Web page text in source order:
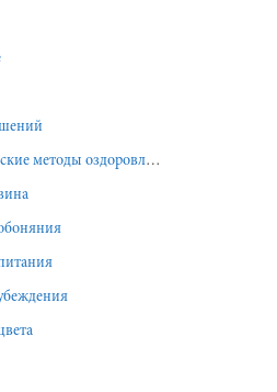
оздоровления и омоложения